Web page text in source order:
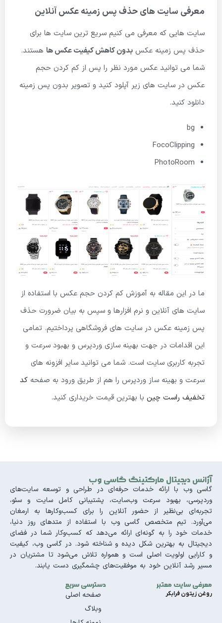
معرفی سایت های حذف پس زمینه عکس آنلاین
سایت هایی که معرفی می کنیم سریع ترین سایت ها برای
حذف پس زمینه عکس بدون کاهش کیفیت عکس ها هستند.
شما می توانید عکس مورد نظر را پس از کم کردن حجم
عکس در سایت های زیر آپلود کنید و تصویر بدون پس زمینه
دانلود کنید.
bg
FocoClipping
PhotoRoom
ما در این مقاله به آموزش کم کردن حجم عکس با استفاده از
سایت های آنلاین و نرم افزارها و سپس به بیان ضرورت حذف
پس زمینه عکس در سایت های فروشگاهی پرداختیم. تمامی
این اقدامات در جهت بهینه سازی وردپرس و بهبود سرعت و
تجربه کاربری سایت است. شما می توانید سایر افزونه های
سرعت و بهینه ساز وردپرس را هم از طریق ورود به صفحه کد
تخفیف راست چین با بهترین قیمت خریداری کنید.
آژانس دیجیتال مارکتینگ گاسی وب
گاسی وب با ارائه خدمات حرفه‌ای در طراحی و توسعه سایت‌های
وردپرسی، بهبود سرعت وب‌سایت، پشتیبانی کامل سایت و سئو،
تجربه‌ای بی‌نظیر از حضور آنلاین را برای کسب‌وکارها به ارمغان
می‌آورد. تیم متخصص گاسی وب با استفاده از متدهای روز دنیا،
خدمات خود را به گونه‌ای ارائه می‌دهد که کسب‌وکار شما در فضای
دیجیتال به بهترین شکل دیده و شناخته شود. در گاسی وب، کیفیت
و کارایی اولویت اصلی است و همواره تلاش می‌شود تا مشتریان در
مسیر رشد آنلاین خود به موفقیت‌های چشمگیری دست یابند.
معرفی سایت معتبر
روغن زیتون فرابکر
دسترسی سریع
صفحه اصلی
وبلاگ